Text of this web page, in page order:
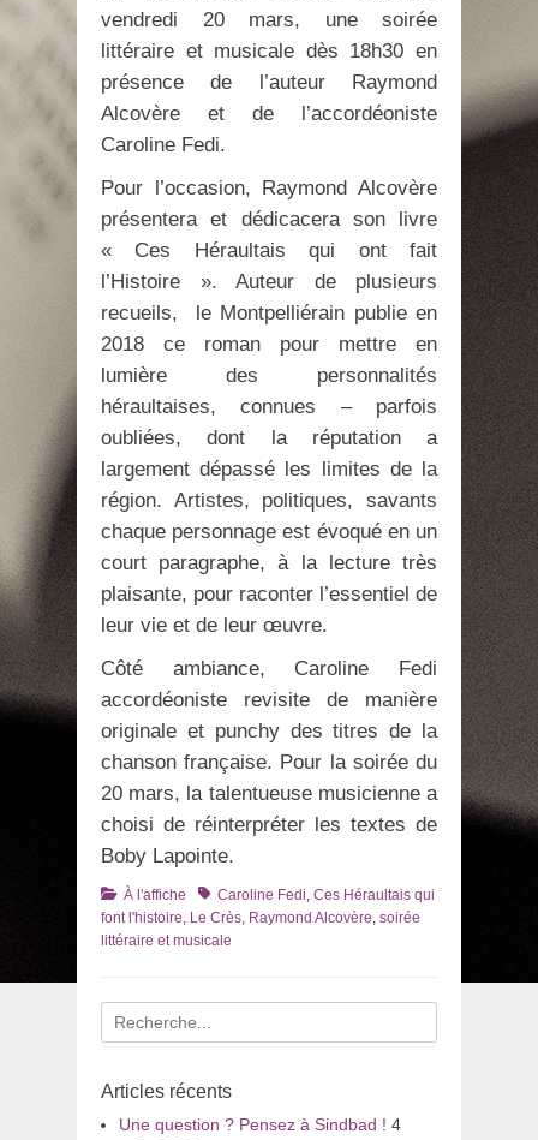
vendredi 20 mars, une soirée
littéraire et musicale dès 18h30 en
présence de l’auteur Raymond
Alcovère et de l’accordéoniste
Caroline Fedi.
Pour l’occasion, Raymond Alcovère
présentera et dédicacera son livre
« Ces Héraultais qui ont fait
l’Histoire ». Auteur de plusieurs
recueils, le Montpelliérain publie en
2018 ce roman pour mettre en
lumière des personnalités
héraultaises, connues – parfois
oubliées, dont la réputation a
largement dépassé les limites de la
région. Artistes, politiques, savants
chaque personnage est évoqué en un
court paragraphe, à la lecture très
plaisante, pour raconter l’essentiel de
leur vie et de leur œuvre.
Côté ambiance, Caroline Fedi
accordéoniste revisite de manière
originale et punchy des titres de la
chanson française. Pour la soirée du
20 mars, la talentueuse musicienne a
choisi de réinterpréter les textes de
Boby Lapointe.
Catégories
À l'affiche TagsCaroline Fedi, Ces Héraultais qui
font l'histoire, Le Crès, Raymond Alcovère, soirée
littéraire et musicale
Recherche
pour
Articles récents
Une question ? Pensez à Sindbad ! 4